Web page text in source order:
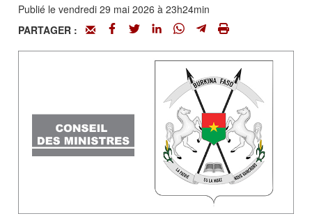
Publié le vendredi 29 mai 2026 à 23h24min
PARTAGER :